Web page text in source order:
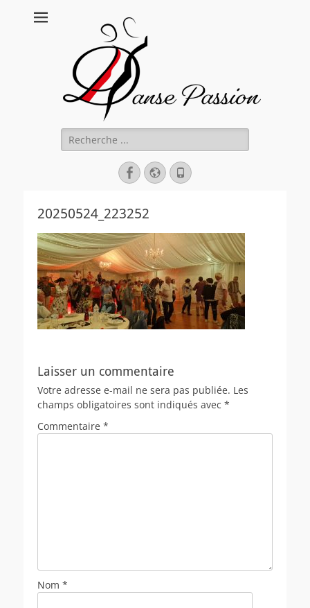
Rechercher :
Facebook
Site
web
Tél
20250524_223252
Laisser un commentaire
Votre adresse e-mail ne sera pas publiée. Les
champs obligatoires sont indiqués avec *
Commentaire *
Nom *